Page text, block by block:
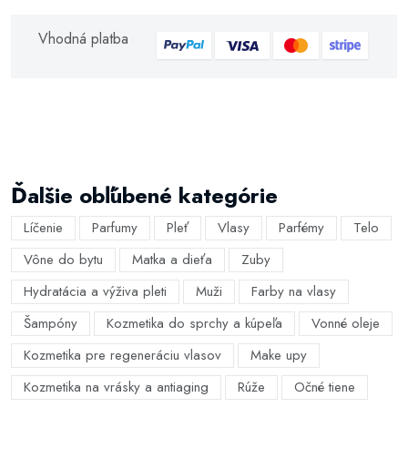
Vhodná platba
Ďalšie obľúbené kategórie
Líčenie Parfumy Pleť Vlasy Parfémy
Telo
Vône do bytu
Matka a dieťa
Zuby
Hydratácia a výživa pleti
Muži
Farby na vlasy
Šampóny
Kozmetika do sprchy a kúpeľa
Vonné oleje
Kozmetika pre regeneráciu vlasov
Make upy
Kozmetika na vrásky a antiaging
Rúže Očné tiene